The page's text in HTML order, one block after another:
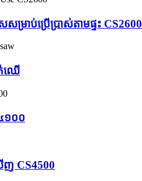
ាប់ប្រើប្រាស់តាមផ្ទះ CS2600
ត់ឈើ
១០០
ញ CS4500